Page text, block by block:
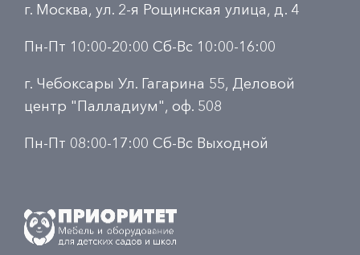
г. Москва, ул. 2-я Рощинская улица, д. 4
Пн-Пт 10:00-20:00 Сб-Вс 10:00-16:00
г. Чебоксары Ул. Гагарина 55, Деловой
центр "Палладиум", оф. 508
Пн-Пт 08:00-17:00 Сб-Вс Выходной